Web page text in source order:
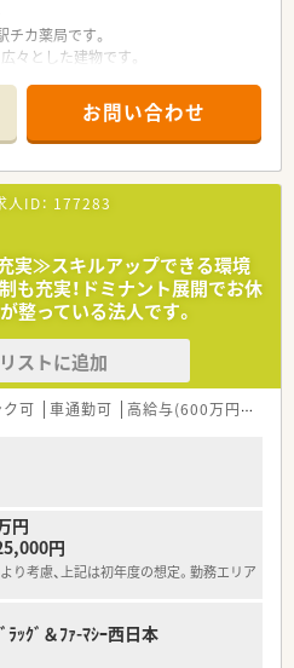
カ薬局です。
とした建物です。
迎致します。
に加入できます。
定となります。
す。
。
ル型の薬局を60店舗以上運営してい
験できるため、薬剤師としてのスキル
います。
的に取り組みをしている法人です。
の実績がございます。
がございますので仕事とプライベー
可能です。
時間程度となります。店舗によって
業時間は異なるケースがございますが
人の残業軽減にも力を入れている法人
、産休・育休制度、時短制度も取り入
にも力を入れています。散薬調剤ロボ
援システム「PROOFIT」の導入も推
お問い合わせ
ID： 177283
実≫スキルアップできる環境
充実！ドミナント展開でお休
整っている法人です。
ストに追加
可 車通勤可 高給与(600万円以上)
円
円
り考慮、上記は初年度の想定。勤務エリア
ﾗｯｸﾞ＆ﾌｧ-ﾏｼｰ西日本